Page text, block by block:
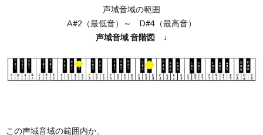
声域音域の範囲
A#2（最低音）～ D#4（最高音）
声域音域音階図 ↓
この声域音域の範囲内か、